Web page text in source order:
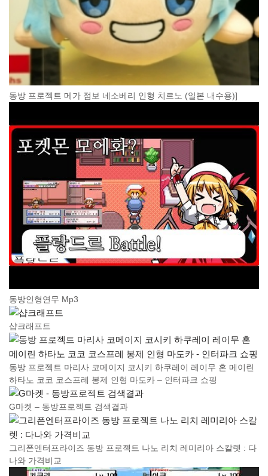
동방 프로젝트 메가 점보 네소베리 인형 치르노 (일본 내수용)]
동방인형연무 Mp3
샵크래프트
동방 프로젝트 마리사 코메이지 코시키 하쿠레이 레이무 혼 메이린
하타노 코코 코스프레 봉제 인형 마도카 – 인터파크 쇼핑
G마켓 – 동방프로젝트 검색결과
그리폰엔터프라이즈 동방 프로젝트 나노 리치 레미리아 스칼렛 : 다
나와 가격비교